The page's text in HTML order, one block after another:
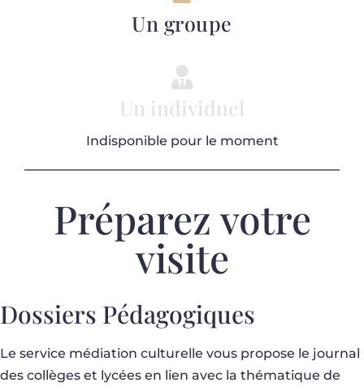
Un groupe
Un individuel
Indisponible pour le moment
Préparez votre
visite
Dossiers Pédagogiques
Le service médiation culturelle vous propose le journal
des collèges et lycées en lien avec la thématique de